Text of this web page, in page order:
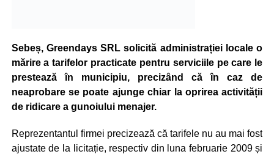
Sebeș, Greendays SRL solicită administrației locale o
mărire a tarifelor practicate pentru serviciile pe care le
prestează în municipiu, precizând că în caz de
neaprobare se poate ajunge chiar la oprirea activității
de ridicare a gunoiului menajer.
Reprezentantul firmei precizează că tarifele nu au mai fost
ajustate de la licitație, respectiv din luna februarie 2009 și